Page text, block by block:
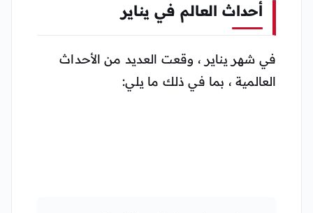
أحداث العالم في يناير
في شهر يناير ، وقعت العديد من الأحداث
العالمية ، بما في ذلك ما يلي: